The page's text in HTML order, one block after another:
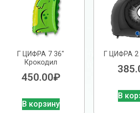
Г ЦИФРА 7 36″
Крокодил
450.00₽
В корзину
Г ЦИФРА 2
В